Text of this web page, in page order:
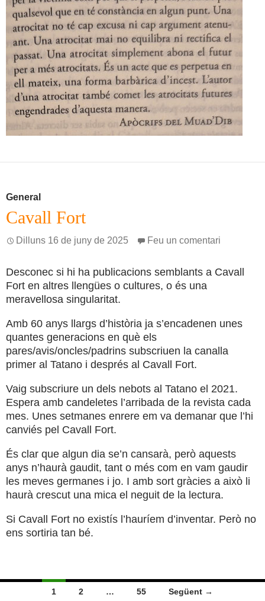
General
Cavall Fort
Dilluns 16 de juny de 2025 Feu un comentari
Desconec si hi ha publicacions semblants a Cavall
Fort en altres llengües o cultures, o és una
meravellosa singularitat.
Amb 60 anys llargs d’història ja s’encadenen unes
quantes generacions en què els
pares/avis/oncles/padrins subscriuen la canalla
primer al Tatano i després al Cavall Fort.
Vaig subscriure un dels nebots al Tatano el 2021.
Espera amb candeletes l’arribada de la revista cada
mes. Unes setmanes enrere em va demanar que l’hi
canviés pel Cavall Fort.
És clar que algun dia se’n cansarà, però aquests
anys n’haurà gaudit, tant o més com en vam gaudir
les meves germanes i jo. I amb sort gràcies a això li
haurà crescut una mica el neguit de la lectura.
Si Cavall Fort no existís l’hauríem d’inventar. Però no
ens sortiria tan bé.
Navegació
1 2 … 55 Següent →